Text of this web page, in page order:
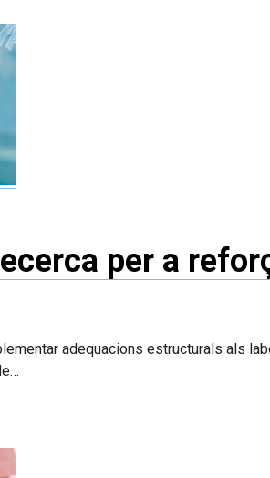
per a
adequacions estructurals als